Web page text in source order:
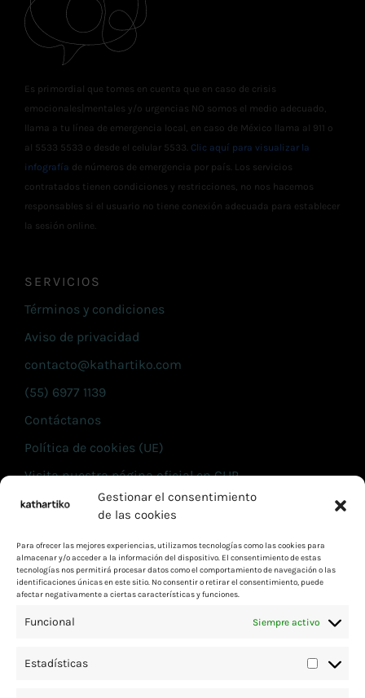
Gestionar el consentimiento
de las cookies
Para ofrecer las mejores experiencias, utilizamos tecnologías como las cookies para
almacenar y/o acceder a la información del dispositivo. El consentimiento de estas
tecnologías nos permitirá procesar datos como el comportamiento de navegación o las
identificaciones únicas en este sitio. No consentir o retirar el consentimiento, puede
afectar negativamente a ciertas características y funciones.
Funcional Siempre activo
Estadísticas
Es primordial que tomes en cuenta que en caso de crisis
emocionales|mentales y/o urgencias NO somos el medio adecuado,
llama a tu línea de emergencia local, en caso de México llama al 911 o
al 5533 5533 o desde el celular 5533. Clic aquí para visualizar la
infografía de números de emergencia por país. Los servicios
contratados tienen condiciones y restricciones, no nos hacemos
responsables si el usuario no tiene conexión adecuada para establecer
la sesión online.
SERVICIOS
Términos y condiciones
Aviso de privacidad
contacto@kathartiko.com
(55) 6977 1139
Contáctanos
Política de cookies (UE)
Visita nuestra página oficial en CLIP
INFORMACIÓN
Términos y condiciones
Aviso de privacidad
contacto@kathartiko.com
(55) 6977 1139
Contáctanos